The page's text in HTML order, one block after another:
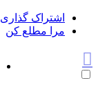
اشتراک گذاری
مرا مطلع کن